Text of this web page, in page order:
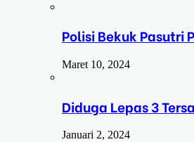
Polisi Bekuk Pasutri
Maret 10, 2024
Diduga Lepas 3
Januari 2, 2024